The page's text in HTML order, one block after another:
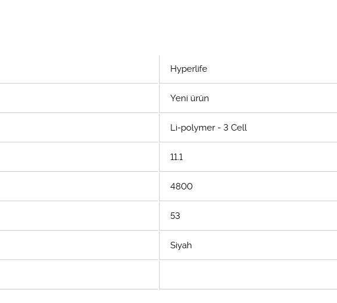
Hyperlife
Yeni ürün
Li-polymer - 3 Cell
11.1
4800
53
Siyah